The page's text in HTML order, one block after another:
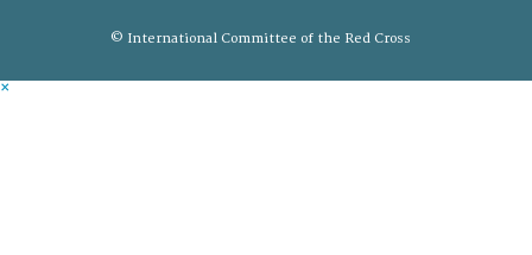
© International Committee of the Red Cross
×